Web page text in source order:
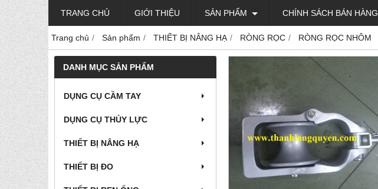
TRANG CHỦ GIỚI THIỆU SẢN PHẨM CHÍNH SÁCH BÁN HÀNG
Trang chủ Sản phẩm THIẾT BỊ NÂNG HẠ RÒNG RỌC RÒNG RỌC NHÔM
DANH MỤC SẢN PHẨM
DỤNG CỤ CẦM TAY
DỤNG CỤ THỦY LỰC
THIẾT BỊ NÂNG HẠ
THIẾT BỊ ĐO